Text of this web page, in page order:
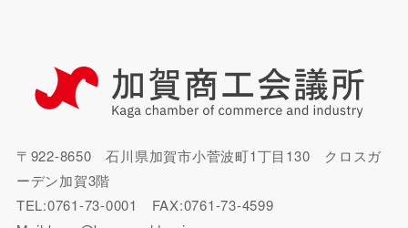
〒922-8650 石川県加賀市小菅波町1丁目130 クロスガ
ーデン加賀3階
TEL:0761-73-0001 FAX:0761-73-4599